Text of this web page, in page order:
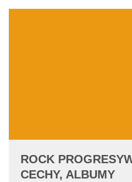
ROCK
CECHY, ALBUMY